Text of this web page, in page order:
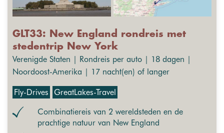
GLT33: New England rondreis met
stedentrip New York
Verenigde Staten | Rondreis per auto | 18 dagen |
Noordoost-Amerika | 17 nacht(en) of langer
Fly-Drives GreatLakes-Travel
Combinatiereis van 2 wereldsteden en de
prachtige natuur van New England